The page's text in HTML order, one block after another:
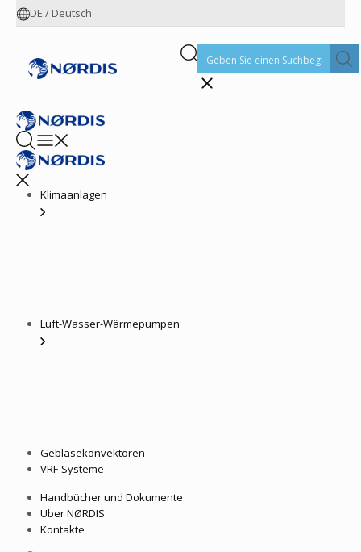
DE / Deutsch
Klimaanlagen
Luft-Wasser-Wärmepumpen
Gebläsekonvektoren
VRF-Systeme
Handbücher und Dokumente
Über NØRDIS
Kontakte